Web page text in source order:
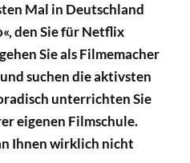
Mal in Deutschland
den Sie für Netflix
Sie als Filmemacher
suchen die aktivsten
unterrichten Sie
eigenen Filmschule.
Ihnen wirklich nicht